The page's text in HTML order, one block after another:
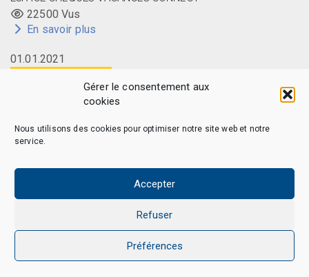
Gérer le consentement aux
cookies
Nous utilisons des cookies pour optimiser notre site web et notre
service.
Accepter
Refuser
Préférences
22500 Vus
En savoir plus
01.01.2021
LA CARTE MEMBRE CAES DU CNRS DISPONIBLE EN LIGNE
En savoir plus
CAES MAG - © 2026 Tous droits réservés.
Politique de confidentialité
Nous Contacter